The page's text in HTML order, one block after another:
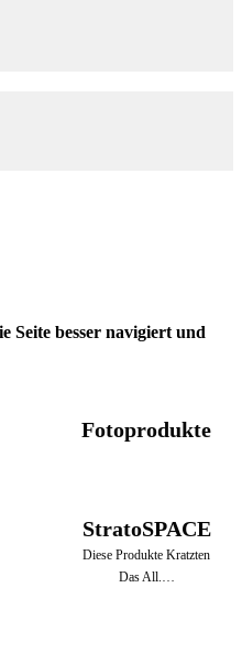
Seite besser navigiert und
Fotoprodukte
StratoSPACE
Diese Produkte Kratzten
Das All.…